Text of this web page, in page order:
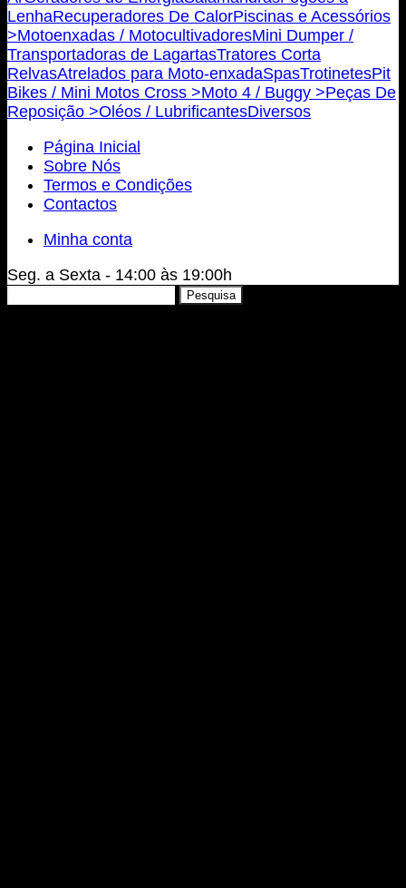
LenhaRecuperadores De CalorPiscinas e Acessórios
>Motoenxadas / MotocultivadoresMini Dumper /
Transportadoras de LagartasTratores Corta
RelvasAtrelados para Moto-enxadaSpasTrotinetesPit
Bikes / Mini Motos Cross >Moto 4 / Buggy >Peças De
Reposição >Oléos / LubrificantesDiversos
Página Inicial
Sobre Nós
Termos e Condições
Contactos
Minha conta
Seg. a Sexta - 14:00 às 19:00h
Pesquisa